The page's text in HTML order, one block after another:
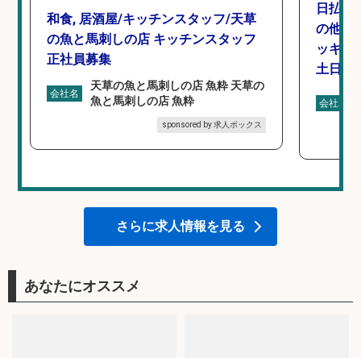
和食, 居酒屋/キッチンスタッフ/天草
の魚と馬刺しの店 キッチンスタッフ
正社員募集
会社名
天草の魚と馬刺しの店 魚粋 天草の
魚と馬刺しの店 魚粋
sponsored by 求人ボックス
日払い
の他/
ッキン
土日休
会社名
さらに求人情報を見る
あなたにオススメ